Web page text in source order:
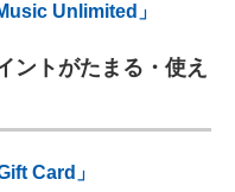
Unlimited」
トがたまる・使え
Card」